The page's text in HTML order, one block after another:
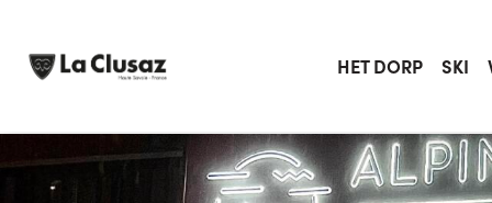
content
HET DORP SKI